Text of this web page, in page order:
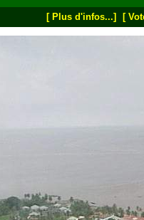
[ Plus d'infos...] [